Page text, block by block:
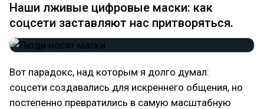
Наши лживые цифровые маски: как
соцсети заставляют нас притворяться.
Вот парадокс, над которым я долго думал:
соцсети создавались для искреннего общения, но
постепенно превратились в самую масштабную